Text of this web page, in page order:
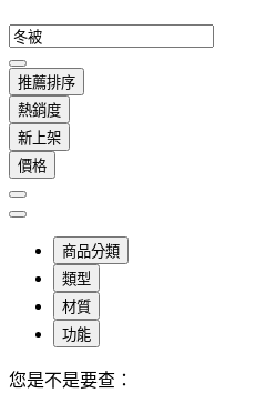
推薦排序
熱銷度
新上架
價格
商品分類
類型
材質
功能
您是不是要查：